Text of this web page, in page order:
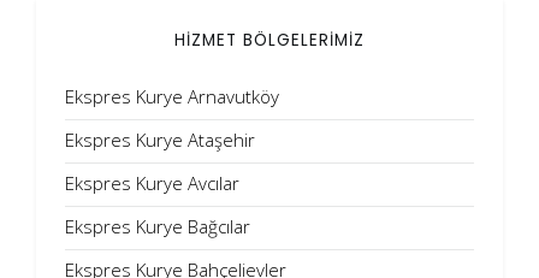
HİZMET BÖLGELERİMİZ
Ekspres Kurye Arnavutköy
Ekspres Kurye Ataşehir
Ekspres Kurye Avcılar
Ekspres Kurye Bağcılar
Ekspres Kurye Bahçelievler